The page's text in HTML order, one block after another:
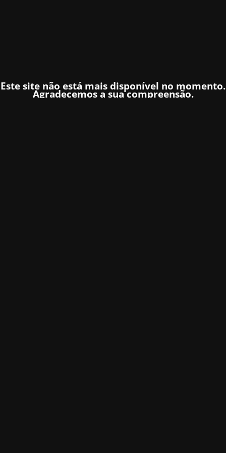
Este site não está mais disponível no momento.
Agradecemos a sua compreensão.